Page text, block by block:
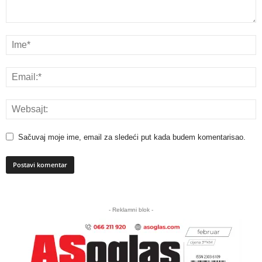
Sačuvaj moje ime, email za sledeći put kada budem komentarisao.
- Reklamni blok -